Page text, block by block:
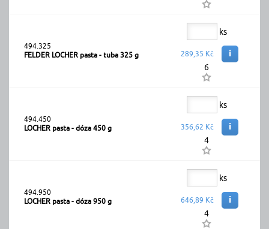
494.325
FELDER LOCHER pasta - tuba 325 g
ks
289,35 Kč i
6
494.450
LOCHER pasta - dóza 450 g
ks
356,62 Kč i
4
494.950
LOCHER pasta - dóza 950 g
ks
646,89 Kč i
4